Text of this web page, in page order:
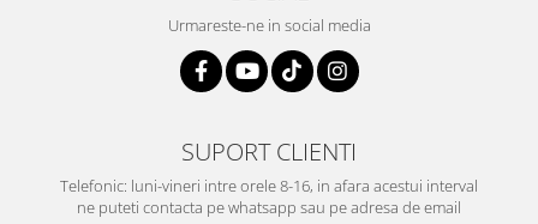
Urmareste-ne in social media
SUPORT CLIENTI
Telefonic: luni-vineri intre orele 8-16, in afara acestui interval
ne puteti contacta pe whatsapp sau pe adresa de email